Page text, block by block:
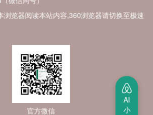
浏览器阅读本站内容,360浏览器请切换至极速
官方微信
AI
小